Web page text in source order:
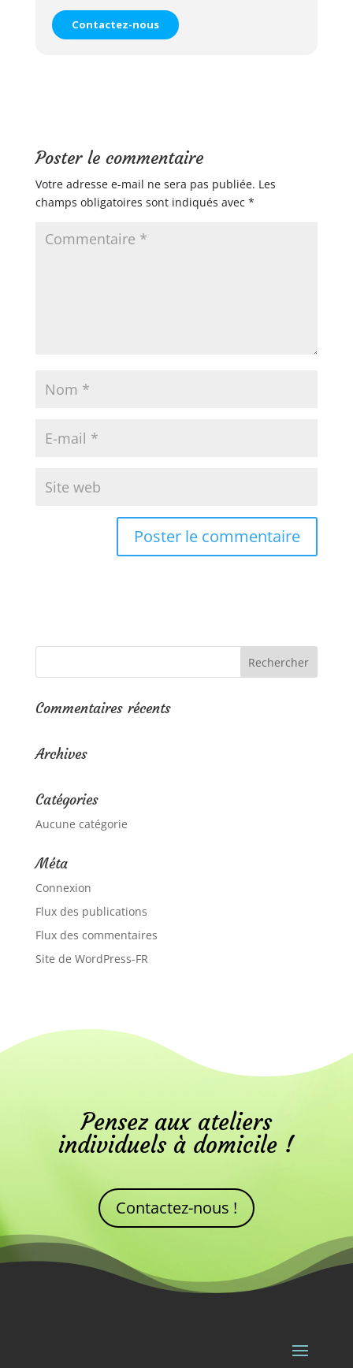
Contactez-nous
Poster le commentaire
Votre adresse e-mail ne sera pas publiée. Les
champs obligatoires sont indiqués avec *
Commentaires récents
Archives
Catégories
Aucune catégorie
Méta
Connexion
Flux des publications
Flux des commentaires
Site de WordPress-FR
Pensez aux ateliers
individuels à domicile !
Contactez-nous !